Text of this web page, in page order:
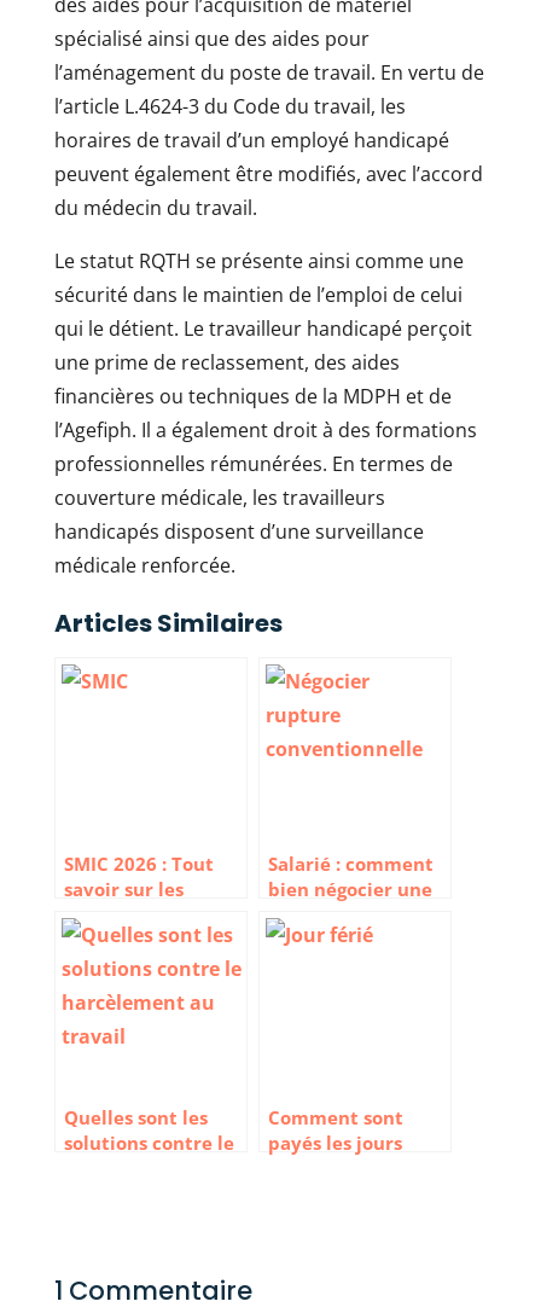
spécialisé ainsi que des aides pour
l’aménagement du poste de travail. En vertu de
l’article L.4624-3 du Code du travail, les
horaires de travail d’un employé handicapé
peuvent également être modifiés, avec l’accord
du médecin du travail.
Le statut RQTH se présente ainsi comme une
sécurité dans le maintien de l’emploi de celui
qui le détient. Le travailleur handicapé perçoit
une prime de reclassement, des aides
financières ou techniques de la MDPH et de
l’Agefiph. Il a également droit à des formations
professionnelles rémunérées. En termes de
couverture médicale, les travailleurs
handicapés disposent d’une surveillance
médicale renforcée.
Articles Similaires
SMIC 2026 : Tout
savoir sur les
montants du
salaire minimum
Salarié : comment
bien négocier une
rupture
conventionnelle ?
Quelles sont les
solutions contre le
Comment sont
payés les jours
1 Commentaire